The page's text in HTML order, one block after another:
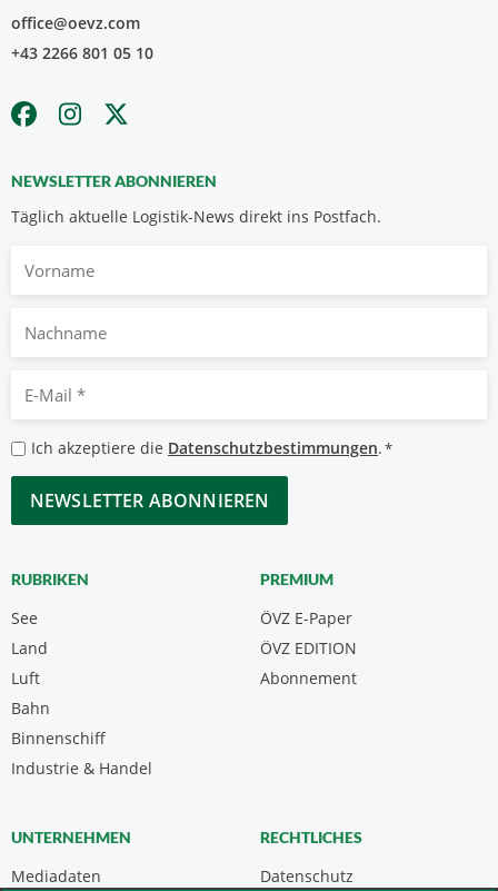
office@oevz.com
+43 2266 801 05 10
NEWSLETTER ABONNIEREN
Täglich aktuelle Logistik-News direkt ins Postfach.
Nachname
Mail
*
Datenschutzbestimmungen
*
Ich akzeptiere die Datenschutzbestimmungen.*
CAPTCHA
RUBRIKEN
See
Land
Luft
Bahn
Binnenschiff
Industrie & Handel
PREMIUM
ÖVZ E-Paper
Abonnement
ÖVZ EDITION
UNTERNEHMEN
Mediadaten
RECHTLICHES
Datenschutz